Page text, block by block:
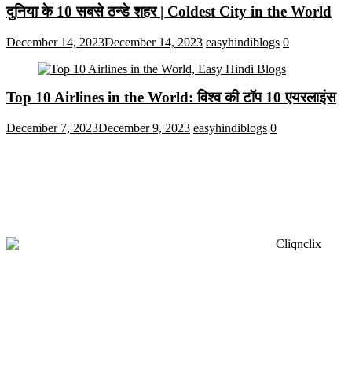
दुनिया के 10 सबसे ठन्डे शहर | Coldest City in the World
December 14, 2023December 14, 2023 easyhindiblogs 0
Top 10 Airlines in the World: विश्व की टॉप 10 एयरलाइंस
December 7, 2023December 9, 2023 easyhindiblogs 0